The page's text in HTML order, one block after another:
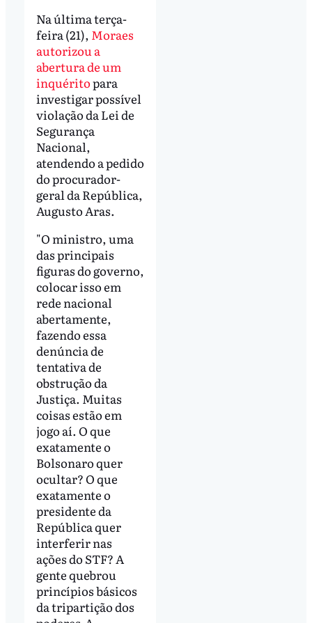
Na última terça-
feira (21), Moraes
autorizou a
abertura de um
inquéritopara
investigar possível
violação da Lei de
Segurança
Nacional,
atendendo a pedido
do procurador-
geral da República,
Augusto Aras.
"O ministro, uma
das principais
figuras do governo,
colocar isso em
rede nacional
abertamente,
fazendo essa
denúncia de
tentativa de
obstrução da
Justiça. Muitas
coisas estão em
jogo aí. O que
exatamente o
Bolsonaro quer
ocultar? O que
exatamente o
presidente da
República quer
interferir nas
ações do STF? A
gente quebrou
princípios básicos
da tripartição dos